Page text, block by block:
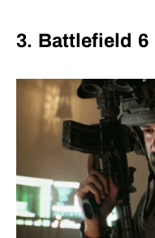
3. Battlefield 6